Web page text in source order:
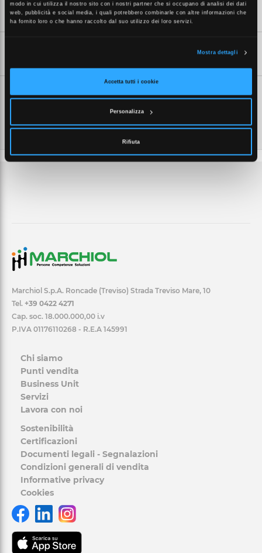
modo in cui utilizza il nostro sito con i nostri partner che si occupano di analisi dei dati
web, pubblicità e social media, i quali potrebbero combinarle con altre informazioni che
ha fornito loro o che hanno raccolto dal suo utilizzo dei loro servizi.
Mostra dettagli
Accetta tutti i cookie
Personalizza
Rifiuta
CARATTERISTICHE TECNICHE
Marchiol S.p.A. Roncade (Treviso) Strada Treviso Mare, 10
Tel. +39 0422 4271
Cap. soc. 18.000.000,00 i.v
P.IVA 01176110268 - R.E.A 145991
Chi siamo
Punti vendita
Business Unit
Servizi
Lavora con noi
Sostenibilità
Certificazioni
Documenti legali - Segnalazioni
Condizioni generali di vendita
Informative privacy
Cookies